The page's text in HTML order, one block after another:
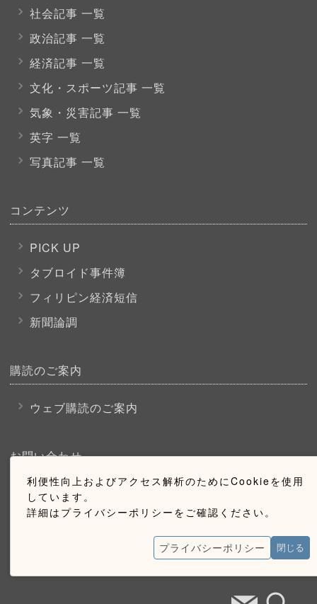
利便性向上およびアクセス解析のためにCookieを使用
しています。
詳細はプライバシーポリシーをご確認ください。
プライバシーポリシー 閉じる
社会記事 一覧
政治記事 一覧
経済記事 一覧
文化・スポーツ記事 一覧
気象・災害記事 一覧
英字 一覧
写真記事 一覧
コンテンツ
PICK UP
タブロイド事件簿
フィリピン経済短信
新聞論調
購読のご案内
ウェブ購読のご案内
お問い合わせ
採用情報
お問い合わせ